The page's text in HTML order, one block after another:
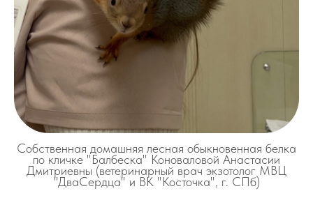
Собственная домашняя лесная обыкновенная белка
по кличке "Балбеска" Коноваловой Анастасии
Дмитриевны (ветеринарный врач экзотолог МВЦ
"ДваСердца" и ВК "Косточка", г. СПб)